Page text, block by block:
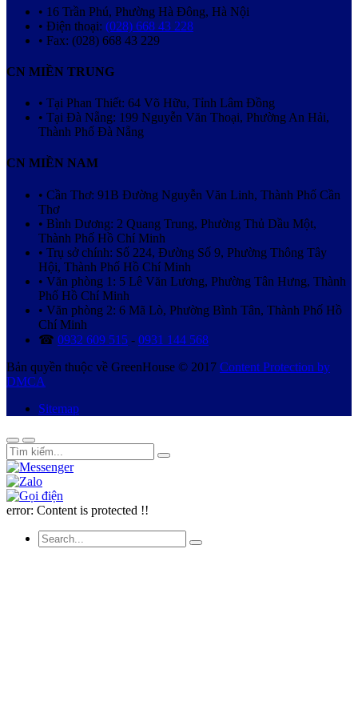
• 16 Trần Phú, Phường Hà Đông, Hà Nội
• Điện thoại: (028) 668 43 228
• Fax: (028) 668 43 229
CN MIỀN TRUNG
• Tại Phan Thiết: 64 Võ Hữu, Tỉnh Lâm Đồng
• Tại Đà Nẵng: 199 Nguyễn Văn Thoại, Phường An Hải,
Thành Phố Đà Nẵng
CN MIỀN NAM
• Cần Thơ: 91B Đường Nguyễn Văn Linh, Thành Phố Cần
Thơ
• Bình Dương: 2 Quang Trung, Phường Thủ Dầu Một,
Thành Phố Hồ Chí Minh
• Trụ sở chính: Số 224, Đường Số 9, Phường Thông Tây
Hội, Thành Phố Hồ Chí Minh
• Văn phòng 1: 5 Lê Văn Lương, Phường Tân Hưng, Thành
Phố Hồ Chí Minh
• Văn phòng 2: 6 Mã Lò, Phường Bình Tân, Thành Phố Hồ
Chí Minh
☎ 0932 609 515 - 0931 144 568
Bản quyền thuộc về GreenHouse © 2017 Content Protection by
DMCA
Sitemap
error: Content is protected !!